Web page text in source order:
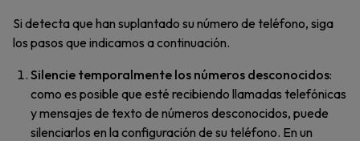
Si detecta que han suplantado su número de teléfono, siga
los pasos que indicamos a continuación.
Silencie temporalmente los números desconocidos:
como es posible que esté recibiendo llamadas telefónicas
y mensajes de texto de números desconocidos, puede
silenciarlos en la configuración de su teléfono. En un